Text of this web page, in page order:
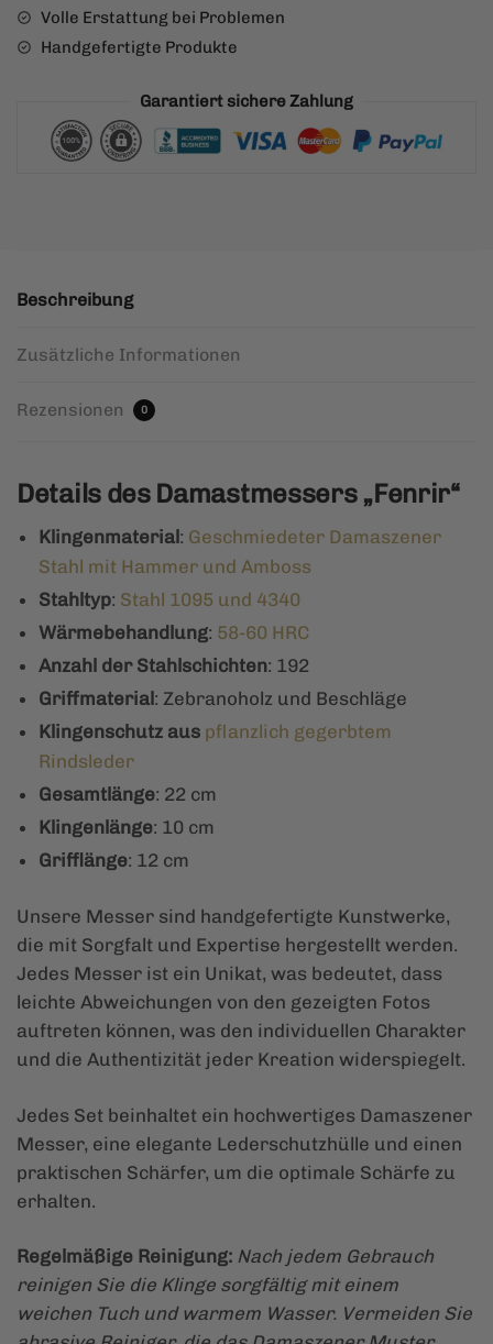
Volle Erstattung bei Problemen
Handgefertigte Produkte
Garantiert sichere Zahlung
Beschreibung
Zusätzliche Informationen
Rezensionen 0
Details des Damastmessers „Fenrir“
Klingenmaterial : Geschmiedeter Damaszener
Stahl mit Hammer und Amboss
Stahltyp: Stahl 1095 und 4340
Wärmebehandlung: 58-60 HRC
Anzahl der Stahlschichten: 192
Griffmaterial : Zebranoholz und Beschläge
Klingenschutz aus pflanzlich gegerbtem
Rindsleder
Gesamtlänge: 22 cm
Klingenlänge: 10 cm
Grifflänge: 12 cm
Unsere Messer sind handgefertigte Kunstwerke,
die mit Sorgfalt und Expertise hergestellt werden.
Jedes Messer ist ein Unikat, was bedeutet, dass
leichte Abweichungen von den gezeigten Fotos
auftreten können, was den individuellen Charakter
und die Authentizität jeder Kreation widerspiegelt.
Jedes Set beinhaltet ein hochwertiges Damaszener
Messer, eine elegante Lederschutzhülle und einen
praktischen Schärfer, um die optimale Schärfe zu
erhalten.
Regelmäßige Reinigung: Nach jedem Gebrauch
reinigen Sie die Klinge sorgfältig mit einem
weichen Tuch und warmem Wasser. Vermeiden Sie